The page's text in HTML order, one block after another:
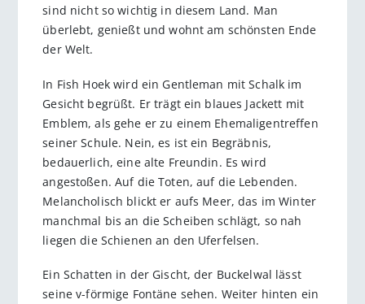
sind nicht so wichtig in diesem Land. Man
überlebt, genießt und wohnt am schönsten Ende
der Welt.
In Fish Hoek wird ein Gentleman mit Schalk im
Gesicht begrüßt. Er trägt ein blaues Jackett mit
Emblem, als gehe er zu einem Ehemaligentreffen
seiner Schule. Nein, es ist ein Begräbnis,
bedauerlich, eine alte Freundin. Es wird
angestoßen. Auf die Toten, auf die Lebenden.
Melancholisch blickt er aufs Meer, das im Winter
manchmal bis an die Scheiben schlägt, so nah
liegen die Schienen an den Uferfelsen.
Ein Schatten in der Gischt, der Buckelwal lässt
seine v-förmige Fontäne sehen. Weiter hinten ein